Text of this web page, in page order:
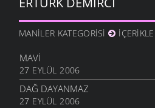
MANILER KATEGORISI
MAVI
27 EYLÜL 2006
DAĞ DAYANMAZ
27 EYLÜL 2006